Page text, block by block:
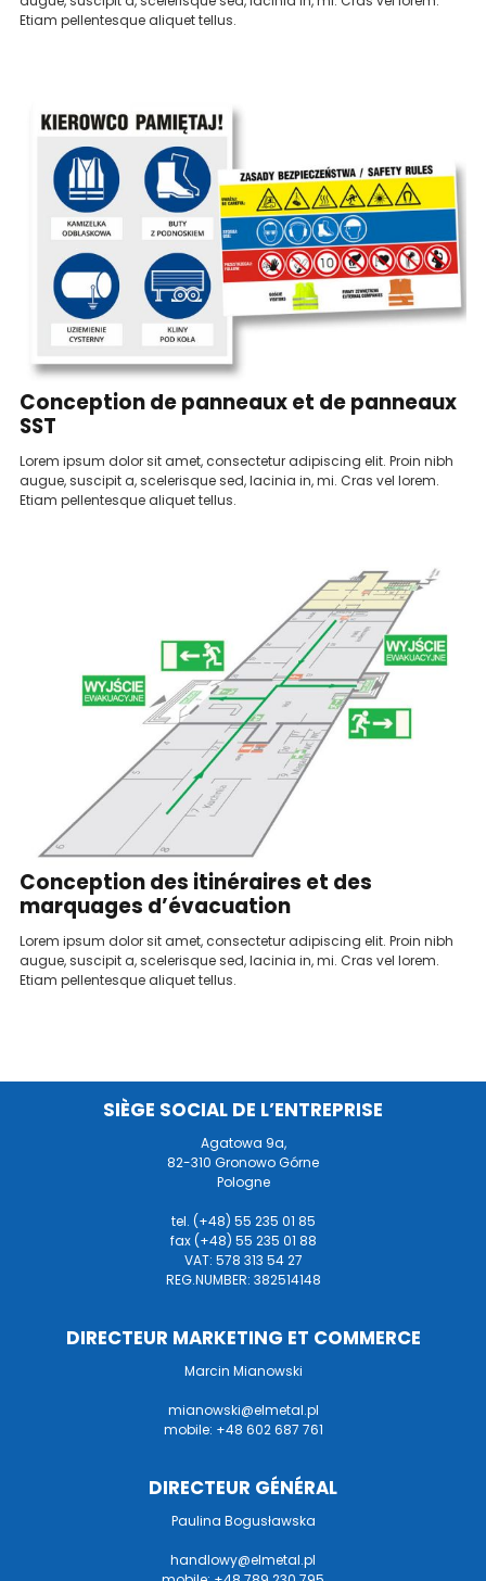
Etiam pellentesque aliquet tellus.
Conception de panneaux et de panneaux
SST
Lorem ipsum dolor sit amet, consectetur adipiscing elit. Proin nibh
augue, suscipit a, scelerisque sed, lacinia in, mi. Cras vel lorem.
Etiam pellentesque aliquet tellus.
Conception des itinéraires et des
marquages ​​d’évacuation
Lorem ipsum dolor sit amet, consectetur adipiscing elit. Proin nibh
augue, suscipit a, scelerisque sed, lacinia in, mi. Cras vel lorem.
Etiam pellentesque aliquet tellus.
SIÈGE SOCIAL DE L’ENTREPRISE
Agatowa 9a,
82-310 Gronowo Górne
Pologne
tel. (+48) 55 235 01 85
fax (+48) 55 235 01 88
VAT: 578 313 54 27
REG.NUMBER: 382514148
DIRECTEUR MARKETING ET COMMERCE
Marcin Mianowski
mianowski@elmetal.pl
mobile: +48 602 687 761
DIRECTEUR GÉNÉRAL
Paulina Bogusławska
handlowy@elmetal.pl